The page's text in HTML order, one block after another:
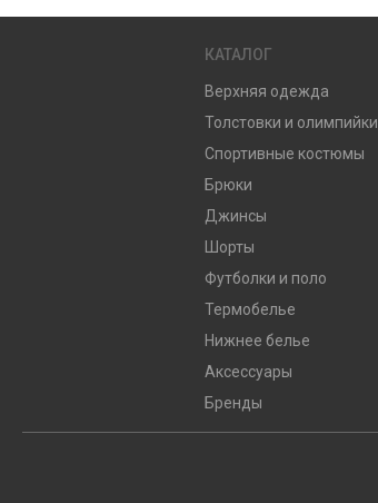
КАТАЛОГ
Верхняя одежда
Толстовки и олимпийки
Спортивные костюмы
Брюки
Джинсы
Шорты
Футболки и поло
Термобелье
Нижнее белье
Аксессуары
Бренды